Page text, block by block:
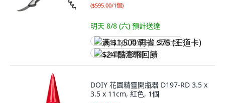
($595.00/1個)
明天 8/8 (六) 預計送達
满 $1,500 再省 $75 (王道卡)
$24 酷澎幣回饋
DOIY 花園精靈開瓶器 D197-RD 3.5 x
3.5 x 11cm, 紅色, 1個